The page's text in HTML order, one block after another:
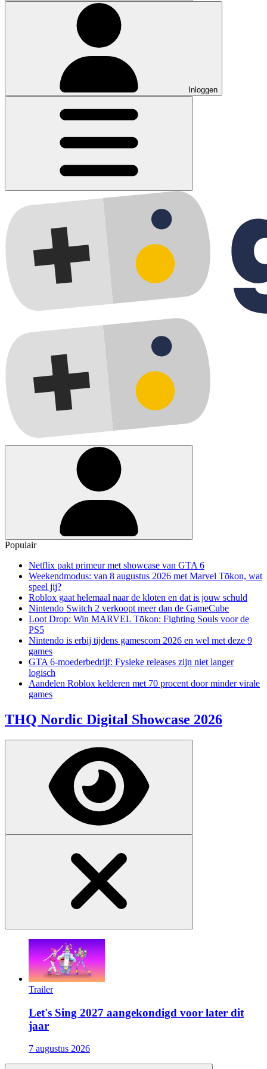
Inloggen
Populair
Netflix pakt primeur met showcase van GTA 6
Weekendmodus: van 8 augustus 2026 met Marvel Tōkon, wat
speel jij?
Roblox gaat helemaal naar de kloten en dat is jouw schuld
Nintendo Switch 2 verkoopt meer dan de GameCube
Loot Drop: Win MARVEL Tōkon: Fighting Souls voor de
PS5
Nintendo is erbij tijdens gamescom 2026 en wel met deze 9
games
GTA 6-moederbedrijf: Fysieke releases zijn niet langer
logisch
Aandelen Roblox kelderen met 70 procent door minder virale
games
THQ Nordic Digital Showcase 2026
Trailer
Let's Sing 2027 aangekondigd voor later dit
jaar
7 augustus 2026